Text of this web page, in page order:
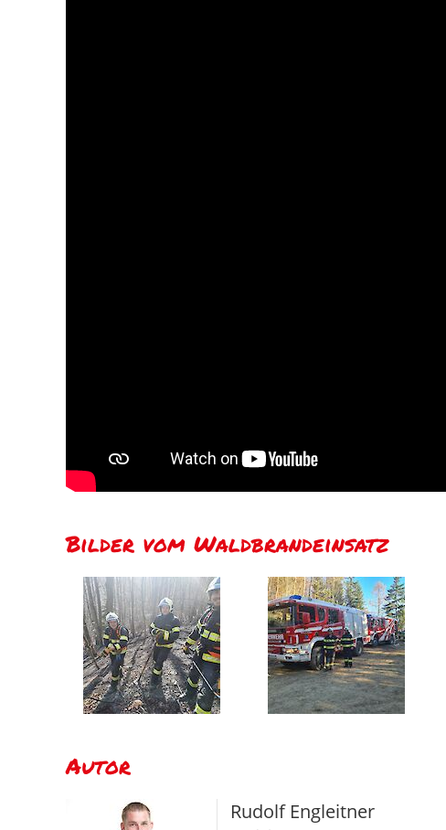
Bilder vom Waldbrandeinsatz
Autor
Rudolf Engleitner